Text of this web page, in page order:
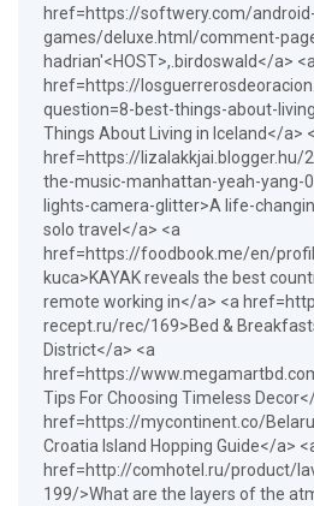
href=https://softwery.com/android-
games/deluxe.html/comment-
hadrian'<HOST>,.birdoswald</a> <a
href=https://
question=8-best-things-about-
Things About Living in Iceland</a>
href=https://
the-music-manhattan-yeah-yang-
lights-camera-glitter>A life-
solo travel</a> <a
href=https://foodbook.me/en/
kuca>KAYAK reveals the best
remote working in</a> <a
recept.ru/rec/169>Bed &
District</a> <a
href=https://
Tips For Choosing Timeless
href=https://mycontinent.co/
Croatia Island Hopping Guide</a>
href=http://comhotel.ru/product/
199/>What are the layers of the